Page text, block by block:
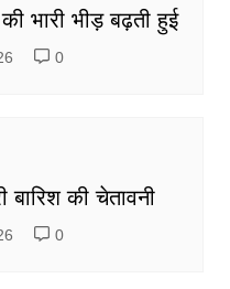
की भारी भीड़ बढ़ती हुई
0
बारिश की चेतावनी
0